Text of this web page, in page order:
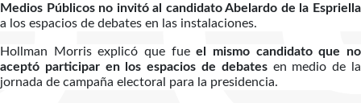
Medios Públicos no invitó al candidato Abelardo de la Espriella
a los espacios de debates en las instalaciones.
Hollman Morris explicó que fueel mismo candidato que no
aceptó participar en los espacios de debatesen medio de la
jornada de campaña electoral para la presidencia.